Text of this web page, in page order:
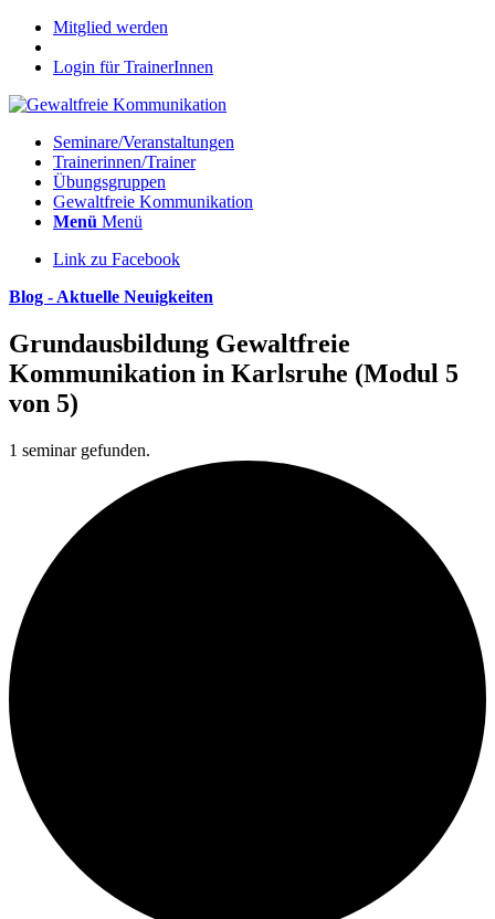
Mitglied werden
Login für TrainerInnen
Seminare/Veranstaltungen
Trainerinnen/Trainer
Übungsgruppen
Gewaltfreie Kommunikation
Menü Menü
Link zu Facebook
Blog - Aktuelle Neuigkeiten
Grundausbildung Gewaltfreie
Kommunikation in Karlsruhe (Modul 5
von 5)
1 seminar gefunden.